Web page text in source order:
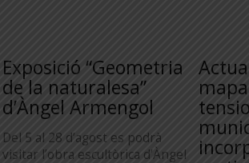
Exposició “Geometria
de la naturalesa”
d’Àngel Armengol
Del 5 al 28 d’agost es podrà
visitar l’obra escultòrica d’Àngel